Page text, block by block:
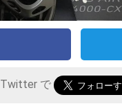
Twitter で